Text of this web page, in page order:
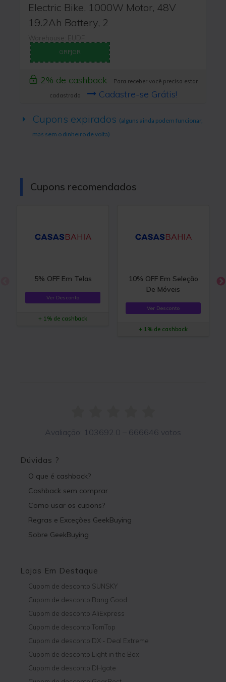
Electric Bike, 1000W Motor, 48V
19.2Ah Battery, 2
Warehouse: EUDF
GRFJGR
2% de cashback
Para receber você precisa estar
cadastrado
Cadastre-se Grátis!
Cupons expirados (alguns ainda podem funcionar,
mas sem o dinheiro de volta)
Cupons recomendados
5% OFF Em Telas
Ver Desconto
+ 1% de cashback
10% OFF Em Seleção
De Móveis
Ver Desconto
+ 1% de cashback
Avaliação: 103692.0 – 666646 votos
Dúvidas ?
O que é cashback?
Cashback sem comprar
Como usar os cupons?
Regras e Exceções GeekBuying
Sobre GeekBuying
Lojas Em Destaque
Cupom de desconto SUNSKY
Cupom de desconto Bang Good
Cupom de desconto AliExpress
Cupom de desconto TomTop
Cupom de desconto DX - Deal Extreme
Cupom de desconto Light in the Box
Cupom de desconto DHgate